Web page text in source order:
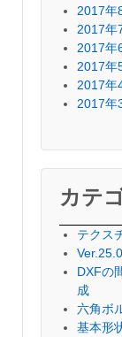
2017年
2017年
2017年
2017年
2017年
2017年
カテ
テクス
DXFの
成
六角ボ
基本形